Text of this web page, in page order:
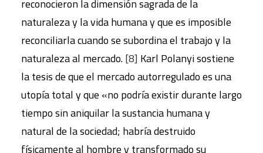
reconocieron la dimensión sagrada de la
naturaleza y la vida humana y que es imposible
reconciliarla cuando se subordina el trabajo y la
naturaleza al mercado.[8] Karl Polanyi sostiene
la tesis de que el mercado autorregulado es una
utopía total y que «no podría existir durante largo
tiempo sin aniquilar la sustancia humana y
natural de la sociedad; habría destruido
físicamente al hombre y transformado su